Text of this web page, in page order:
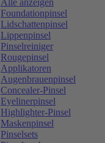
Alle anzeigen
Foundationpinsel
Lidschattenpinsel
Lippenpinsel
Pinselreiniger
Rougepinsel
Applikatoren
Augenbrauenpinsel
Concealer-Pinsel
Eyelinerpinsel
Highlighter-Pinsel
Maskenpinsel
Pinselsets